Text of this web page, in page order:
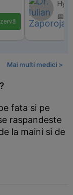
📅
Mai multi medici >
fata si pe
raspandeste
la maini si de